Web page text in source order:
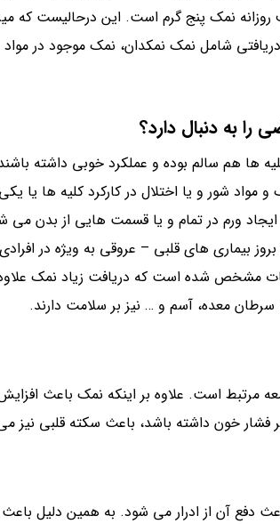
روزانه نمک پنج گرم است. این درحالیست که
نمک دریافتی شامل نمک نمکدان، نمک موجود در
به دنبال دارد؟
هم سالم بوده و عملکرد خوبی داشته
شور و یا اختلال در کارکرد کلیه ها یا
ورم در تمام و یا قسمت هایی از بدن
بیماری های قلبی – عروقی به ویژه در
مشخص شده است که دریافت زیاد نمک
معده، آسم و … نیز بر سلامت دارند.
مرتبط است. علاوه بر اینکه نمک باعث
فشار خون داشته باشد، باعث سکته قلبی نیز
دفع آن از ادرار می شود. به همین دلیل